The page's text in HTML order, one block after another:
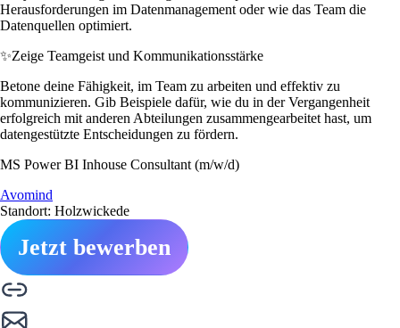
Herausforderungen im Datenmanagement oder wie das Team die
Datenquellen optimiert.
✨Zeige Teamgeist und Kommunikationsstärke
Betone deine Fähigkeit, im Team zu arbeiten und effektiv zu
kommunizieren. Gib Beispiele dafür, wie du in der Vergangenheit
erfolgreich mit anderen Abteilungen zusammengearbeitet hast, um
datengestützte Entscheidungen zu fördern.
MS Power BI Inhouse Consultant (m/w/d)
Avomind
Standort: Holzwickede
Jetzt bewerben